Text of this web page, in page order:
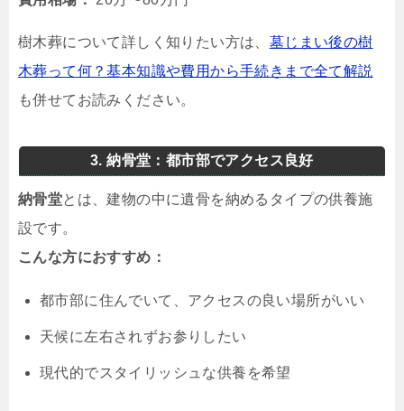
樹木葬について詳しく知りたい方は、 墓じまい後の樹
木葬って何？基本知識や費用から手続きまで全て解説
も併せてお読みください。
3. 納骨堂：都市部でアクセス良好
納骨堂とは、建物の中に遺骨を納めるタイプの供養施
設です。
こんな方におすすめ：
都市部に住んでいて、アクセスの良い場所がいい
天候に左右されずお参りしたい
現代的でスタイリッシュな供養を希望